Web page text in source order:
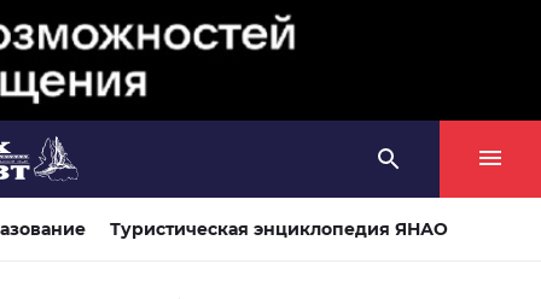
Туристическая энциклопедия ЯНАО